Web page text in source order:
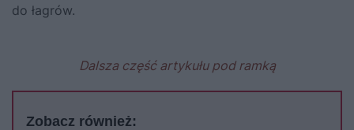
do łagrów.
Dalsza część artykułu pod ramką
Zobacz również: